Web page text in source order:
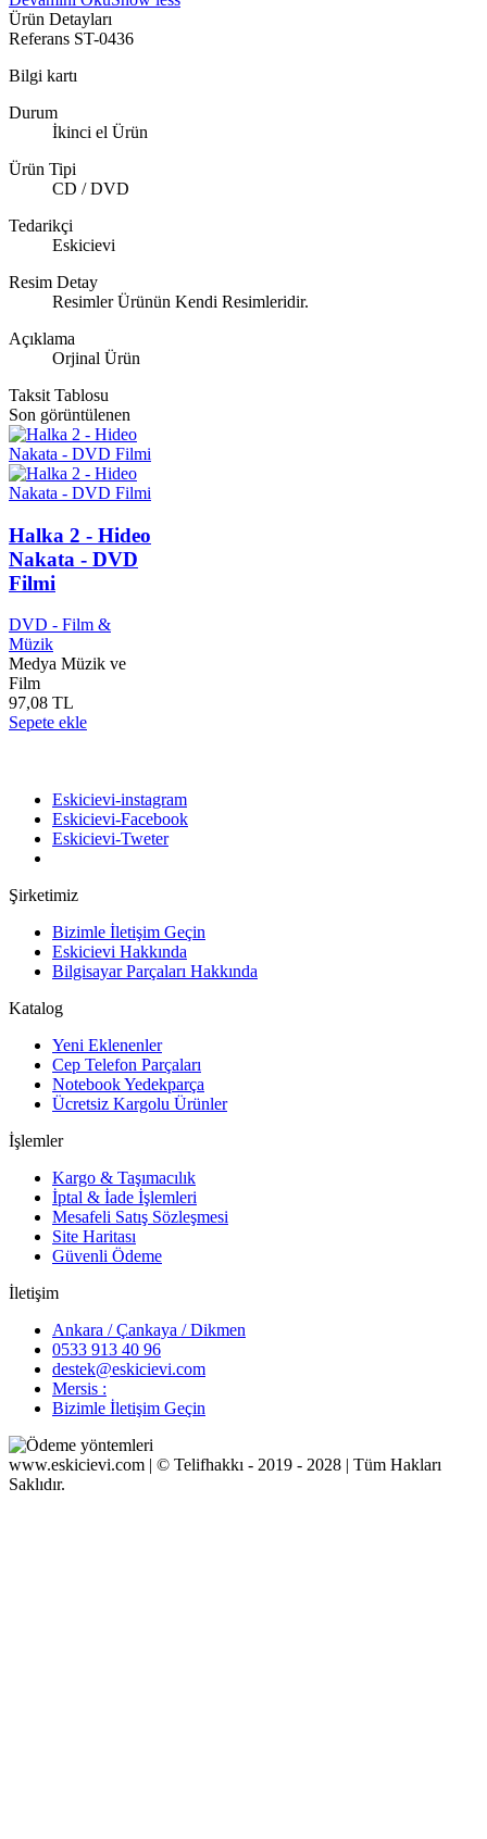
Ürün Detayları
Referans ST-0436
Bilgi kartı
Durum
İkinci el Ürün
Ürün Tipi
CD / DVD
Tedarikçi
Eskicievi
Resim Detay
Resimler Ürünün Kendi Resimleridir.
Açıklama
Orjinal Ürün
Taksit Tablosu
Son görüntülenen
Halka 2 - Hideo
Nakata - DVD
Filmi
DVD - Film &
Müzik
Medya Müzik ve
Film
97,08 TL
Sepete ekle
Eskicievi-instagram
Eskicievi-Facebook
Eskicievi-Tweter
Şirketimiz
Bizimle İletişim Geçin
Eskicievi Hakkında
Bilgisayar Parçaları Hakkında
Katalog
Yeni Eklenenler
Cep Telefon Parçaları
Notebook Yedekparça
Ücretsiz Kargolu Ürünler
İşlemler
Kargo & Taşımacılık
İptal & İade İşlemleri
Mesafeli Satış Sözleşmesi
Site Haritası
Güvenli Ödeme
İletişim
Ankara / Çankaya / Dikmen
0533 913 40 96
destek@eskicievi.com
Mersis :
Bizimle İletişim Geçin
www.eskicievi.com | © Telifhakkı - 2019 - 2028 | Tüm Hakları
Saklıdır.